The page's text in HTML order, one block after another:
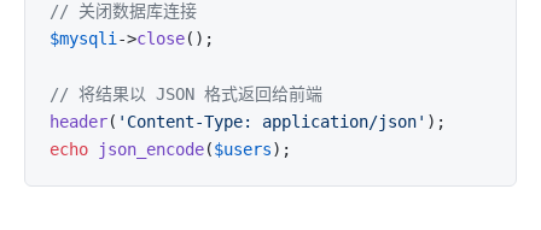
// 关闭数据库连接
$mysqli->close();
// 将结果以 JSON 格式返回给前端
header( 'Content-Type: application/json'
echo
json_encode($users